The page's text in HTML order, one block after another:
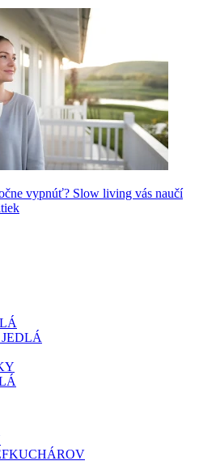
vypnúť? Slow living vás naučí